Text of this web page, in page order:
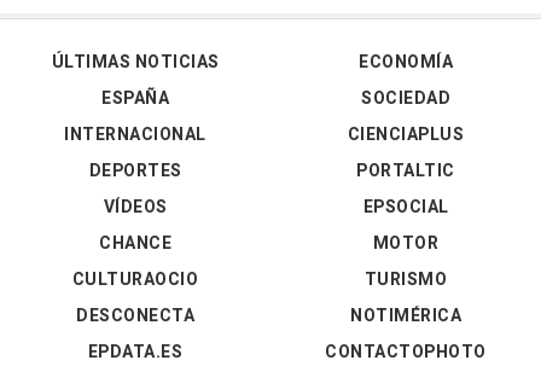
ÚLTIMAS NOTICIAS
ESPAÑA
INTERNACIONAL
DEPORTES
VÍDEOS
ECONOMÍA
SOCIEDAD
CIENCIAPLUS
PORTALTIC
EPSOCIAL
CHANCE
CULTURAOCIO
DESCONECTA
EPDATA.ES
MOTOR
TURISMO
NOTIMÉRICA
CONTACTOPHOTO